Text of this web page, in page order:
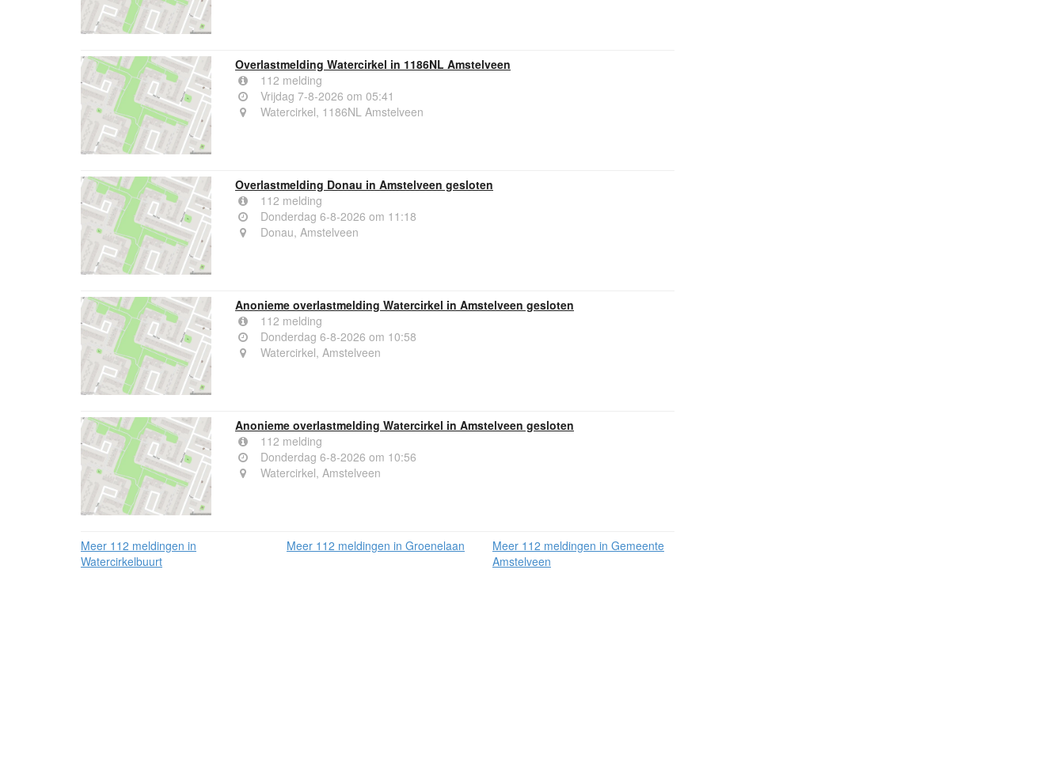
Overlastmelding Watercirkel in 1186NL Amstelveen
112 melding
Vrijdag 7-8-2026 om 05:41
Watercirkel, 1186NL Amstelveen
Overlastmelding Donau in Amstelveen gesloten
112 melding
Donderdag 6-8-2026 om 11:18
Donau, Amstelveen
Anonieme overlastmelding Watercirkel in Amstelveen gesloten
112 melding
Donderdag 6-8-2026 om 10:58
Watercirkel, Amstelveen
Anonieme overlastmelding Watercirkel in Amstelveen gesloten
112 melding
Donderdag 6-8-2026 om 10:56
Watercirkel, Amstelveen
Meer 112 meldingen in
Watercirkelbuurt
Meer 112 meldingen in Groenelaan
Meer 112 meldingen in Gemeente
Amstelveen